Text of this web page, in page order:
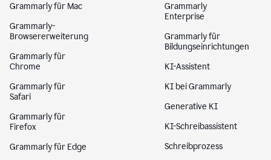
Grammarly für Mac
Grammarly-
Browsererweiterung
Grammarly für
Chrome
Grammarly für
Safari
Grammarly für
Firefox
Grammarly für Edge
Grammarly
Enterprise
Grammarly für
Bildungseinrichtungen
KI-Assistent
KI bei Grammarly
Generative KI
KI-Schreibassistent
Schreibprozess